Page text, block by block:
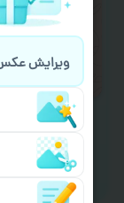
لازم
ویرایش